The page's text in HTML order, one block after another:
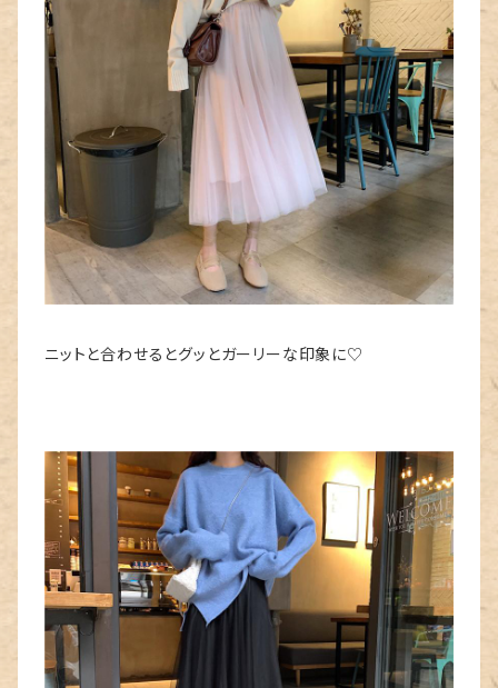
ニットと合わせるとグッとガーリーな印象に♡